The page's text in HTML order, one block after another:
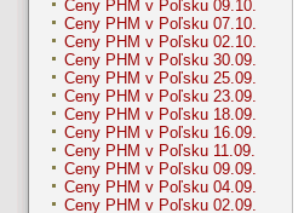
Ceny PHM v Poľsku 09.10.
Ceny PHM v Poľsku 07.10.
Ceny PHM v Poľsku 02.10.
Ceny PHM v Poľsku 30.09.
Ceny PHM v Poľsku 25.09.
Ceny PHM v Poľsku 23.09.
Ceny PHM v Poľsku 18.09.
Ceny PHM v Poľsku 16.09.
Ceny PHM v Poľsku 11.09.
Ceny PHM v Poľsku 09.09.
Ceny PHM v Poľsku 04.09.
Ceny PHM v Poľsku 02.09.